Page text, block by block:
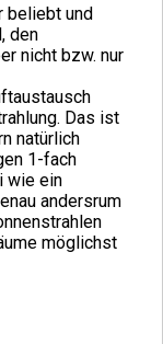
beliebt und
den
nicht bzw. nur
Das ist
natürlich
1-fach
wie ein
andersrum
möglichst